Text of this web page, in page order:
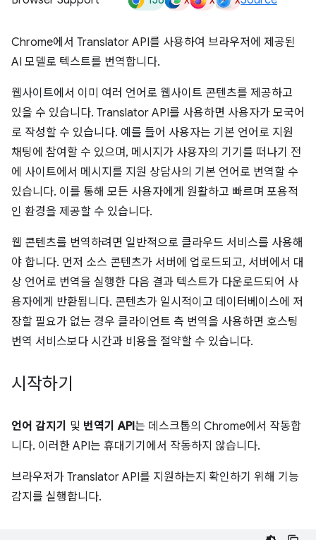
Chrome에서 Translator API를 사용하여 브라우저에 제공된
AI 모델로 텍스트를 번역합니다.
웹사이트에서 이미 여러 언어로 웹사이트 콘텐츠를 제공하고
있을 수 있습니다. Translator API를 사용하면 사용자가 모국어
로 작성할 수 있습니다. 예를 들어 사용자는 기본 언어로 지원
채팅에 참여할 수 있으며, 메시지가 사용자의 기기를 떠나기 전
에 사이트에서 메시지를 지원 상담사의 기본 언어로 번역할 수
있습니다. 이를 통해 모든 사용자에게 원활하고 빠르며 포용적
인 환경을 제공할 수 있습니다.
웹 콘텐츠를 번역하려면 일반적으로 클라우드 서비스를 사용해
야 합니다. 먼저 소스 콘텐츠가 서버에 업로드되고, 서버에서 대
상 언어로 번역을 실행한 다음 결과 텍스트가 다운로드되어 사
용자에게 반환됩니다. 콘텐츠가 일시적이고 데이터베이스에 저
장할 필요가 없는 경우 클라이언트 측 번역을 사용하면 호스팅
번역 서비스보다 시간과 비용을 절약할 수 있습니다.
시작하기
언어 감지기 및 번역기 API는 데스크톱의 Chrome에서 작동합
니다. 이러한 API는 휴대기기에서 작동하지 않습니다.
브라우저가 Translator API를 지원하는지 확인하기 위해 기능
감지를 실행합니다.